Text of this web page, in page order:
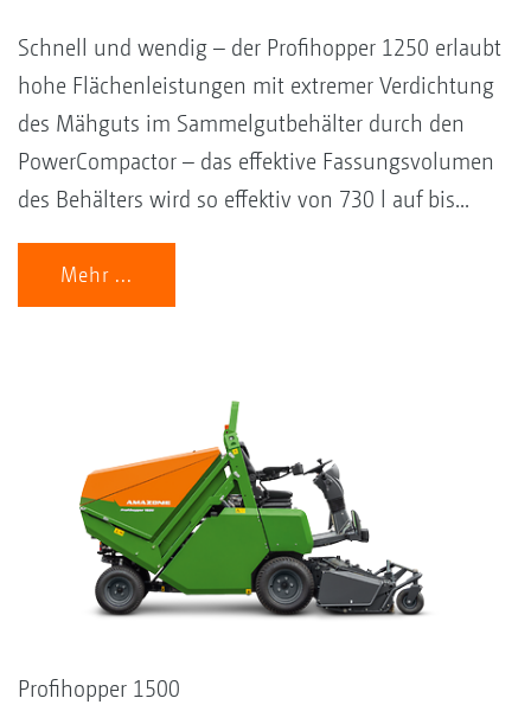
Schnell und wendig – der Profihopper 1250 erlaubt
hohe Flächenleistungen mit extremer Verdichtung
des Mähguts im Sammelgutbehälter durch den
PowerCompactor – das effektive Fassungsvolumen
des Behälters wird so effektiv von 730 l auf bis...
Mehr ...
Profihopper 1500